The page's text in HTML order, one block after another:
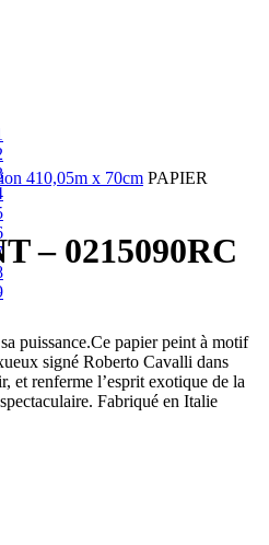
410,05m x 70cm PAPIER
– 0215090RC
puissance.Ce papier peint à motif
signé Roberto Cavalli dans
et renferme l’esprit exotique de la
Fabriqué en Italie